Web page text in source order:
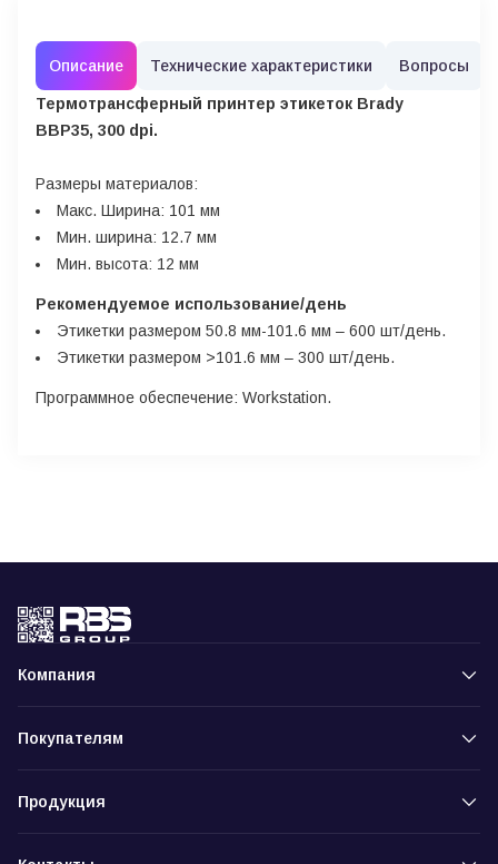
Описание Технические характеристики Вопросы
Термотрансферный принтер этикеток Brady
BBP35, 300 dpi.
Размеры материалов:
Макс. Ширина: 101 мм
Мин. ширина: 12.7 мм
Мин. высота: 12 мм
Рекомендуемое использование/день
Этикетки размером 50.8 мм-101.6 мм – 600 шт/день.
Этикетки размером >101.6 мм – 300 шт/день.
Программное обеспечение: Workstation.
Компания
Покупателям
Продукция